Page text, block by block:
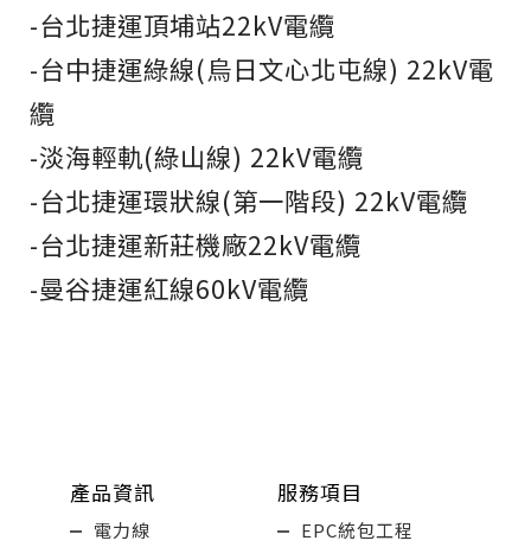
-台北捷運頂埔站22kV電纜
-台中捷運綠線(烏日文心北屯線) 22kV電
纜
-淡海輕軌(綠山線) 22kV電纜
-台北捷運環狀線(第一階段) 22kV電纜
-台北捷運新莊機廠22kV電纜
-曼谷捷運紅線60kV電纜
產品資訊
電力線
服務項目
EPC統包工程